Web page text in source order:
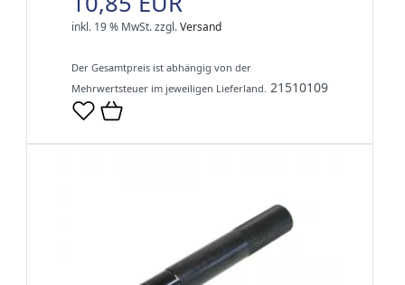
inkl. 19 % MwSt.zzgl.Versand
Der Gesamtpreis ist abhängig von der
Mehrwertsteuer im jeweiligen Lieferland. 21510109